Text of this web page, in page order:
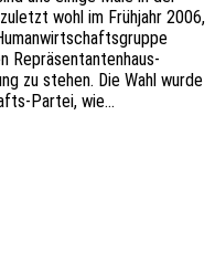
wohl im Früh­jahr 2006,
Reprä­­sen­­tan­­ten­haus-
zu stehen. Die Wahl wurde
Partei, wie…